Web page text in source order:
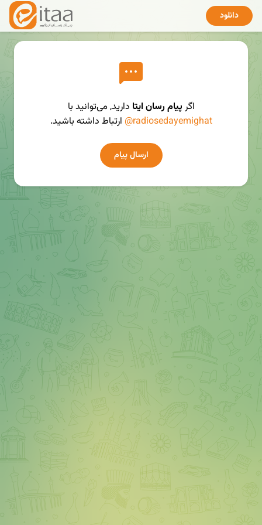
دانلود
اگر پیام رسان ایتا دارید, می‌توانید با
@radiosedayemighat ارتباط داشته باشید.
ارسال پیام